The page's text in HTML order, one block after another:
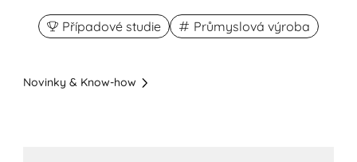
Případové studie Průmyslová výroba
Novinky & Know-how